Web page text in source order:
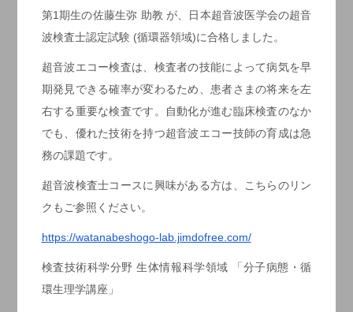
第1期生の佐藤生弥 助教 が、日本超音波医学会の超音
波検査士認定試験 (循環器領域)に合格しました。
超音波エコー検査は、検査者の技能によって病気を早
期発見できる確率が変わるため、患者さまの将来を左
右する重要な検査です。自動化が進む臨床検査のなか
でも、優れた技術を持つ超音波エコー技師の育成は急
務の課題です。
超音波検査士コースに興味がある方は、こちらのリン
クもご参照ください。
https://watanabeshogo-lab.jimdofree.com/
検査技術科学分野 生体情報科学領域 「分子病態・循
環生理学講座」